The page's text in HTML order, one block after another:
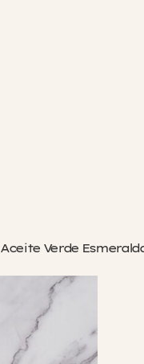
Aceite Verde